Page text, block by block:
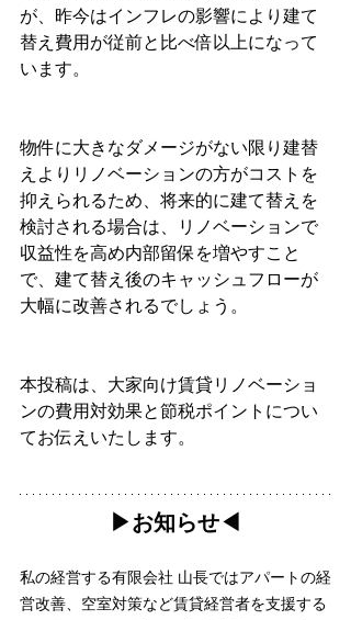
が、昨今はインフレの影響により建て
替え費用が従前と比べ倍以上になって
います。
物件に大きなダメージがない限り建替
えよりリノベーションの方がコストを
抑えられるため、将来的に建て替えを
検討される場合は、リノベーションで
収益性を高め内部留保を増やすこと
で、建て替え後のキャッシュフローが
大幅に改善されるでしょう。
本投稿は、大家向け賃貸リノベーショ
ンの費用対効果と節税ポイントについ
てお伝えいたします。
▶︎お知らせ◀︎
私の経営する有限会社 山長ではアパートの経
営改善、空室対策など賃貸経営者を支援する